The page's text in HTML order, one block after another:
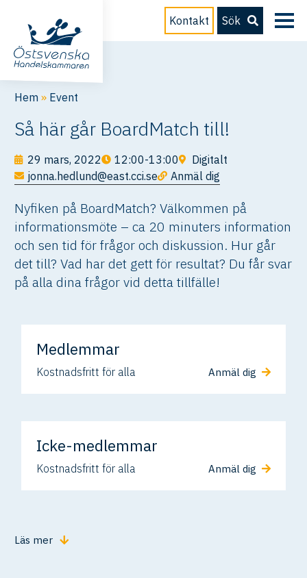
Kontakt Sök
Hem » Event
Så här går BoardMatch till!
29 mars, 2022 12:00-13:00
Digitalt
jonna.hedlund@east.cci.se
Anmäl dig
Nyfiken på BoardMatch? Välkommen på
informationsmöte – ca 20 minuters information
och sen tid för frågor och diskussion. Hur går
det till? Vad har det gett för resultat? Du får svar
på alla dina frågor vid detta tillfälle!
Medlemmar
Kostnadsfritt för alla Anmäl dig
Icke-medlemmar
Kostnadsfritt för alla Anmäl dig
Läs mer